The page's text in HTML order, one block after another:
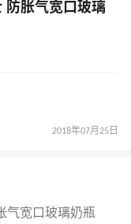
防胀气宽口玻璃
2018年07月25日
气宽口玻璃奶瓶